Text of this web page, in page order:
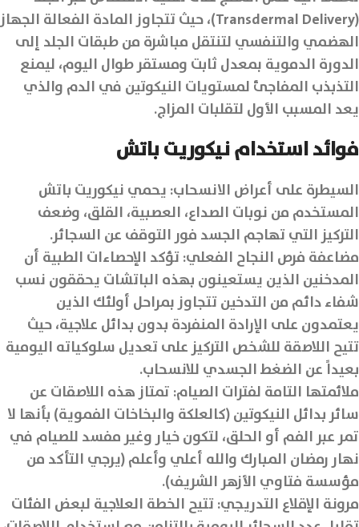
(Transdermal Delivery)، حيث تتجاوز المادة الفعالة الجهاز
الهضمي والتنفسي لتنتقل مباشرة من طبقات الجلد إلى
الدورة الدموية بمعدل ثابت ومستقر طوال اليوم، ليمنع
التذبذب المفاجئ لمستويات النيكوتين في الدم والذي
يعد المسبب الأول لتقلبات المزاج.
فوائد استخدام نيكوريت باتش
السيطرة على أعراض الانسحاب: يحمي نيكوريت باتش
المستخدم من نوبات الصداع، العصبية، القلق، وضعف
التركيز التي تهاجم الجسد فور التوقف عن السجائر.
مضاعفة فرص النجاح الفعلي: تؤكد الإحصاءات الطبية أن
المدخنين الذين يستعينون بهذه الباتشات يحققون نسب
شفاء دائم من التدخين تتجاوز بمراحل أولئك الذين
يعتمدون على الإرادة المنفردة بدون بدائل علاجية، حيث
تتيح اللاصقة للشخص التركيز على تعديل سلوكياته اليومية
بعيداً عن الضغط الجسدي للانسحاب.
ملائمتها التامة لفترات الصيام: تمتاز هذه اللاصقات عن
سائر بدائل النيكوتين (كالعلكة والبخاخات الفموية) بأنها لا
تمر عبر الفم أو الحلق، لتكون خيار وغير مفسد للصيام في
نهار رمضان المبارك والله أعلي وأعلم (يرجي التأكد من
مؤسسة فتاوي الأزهر الشريف).
مرونة الإقلاع التدريجي: تتيح الخطة العلاجية لبعض الفئات